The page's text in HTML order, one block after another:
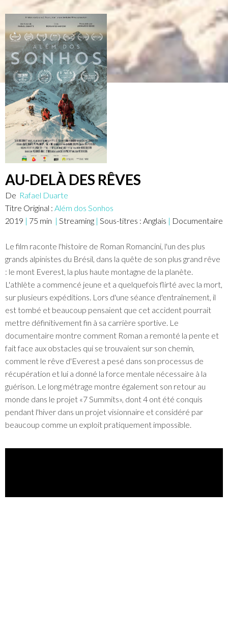
AU-DELÀ DES RÊVES
De Rafael Duarte
Titre Original : Além dos Sonhos
2019 | 75 min | Streaming | Sous-titres : Anglais | Documentaire
Le film raconte l'histoire de Roman Romancini, l'un des plus
grands alpinistes du Brésil, dans la quête de son plus grand rêve
: le mont Everest, la plus haute montagne de la planète.
L'athlète a commencé jeune et a quelquefois flirté avec la mort,
sur plusieurs expéditions. Lors d'une séance d'entraînement, il
est tombé et beaucoup pensaient que cet accident pourrait
mettre définitivement fin à sa carrière sportive. Le
documentaire montre comment Roman a remonté la pente et
fait face aux obstacles qui se trouvaient sur son chemin,
comment le rêve d'Everest a pesé dans son processus de
récupération et lui a donné la force mentale nécessaire à la
guérison. Le long métrage montre également son retour au
monde dans le projet «7 Summits», dont 4 ont été conquis
pendant l'hiver dans un projet visionnaire et considéré par
beaucoup comme un exploit pratiquement impossible.